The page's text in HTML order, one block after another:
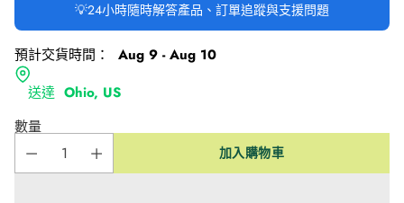
💡24小時隨時解答產品、訂單追蹤與支援問題
預計交貨時間：
Aug 9 - Aug 10
送達 Ohio, US
數量
加入購物車